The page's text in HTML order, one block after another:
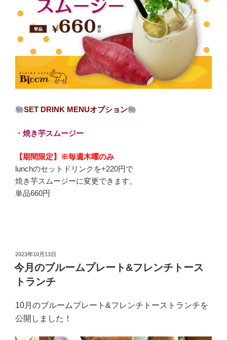
SET DRINK MENUオプション
・焼き芋スムージー
【期間限定】※毎週木曜のみ
lunchのセットドリンクを+220円で
焼き芋スムージーに変更できます。
単品660円
投
稿
日:
2023年10月13日
今月のブルームプレート&フレンチトース
トランチ
10月のブルームプレート&フレンチトーストランチを
公開しました！